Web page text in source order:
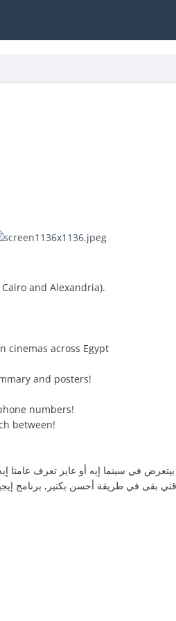
and Alexandria).
cinemas across Egypt
and posters!
numbers!
between!
في سينما إيه أو عايز تعرف عامتا إيه
بقى في طريقة أحسن بكتير, برنامج